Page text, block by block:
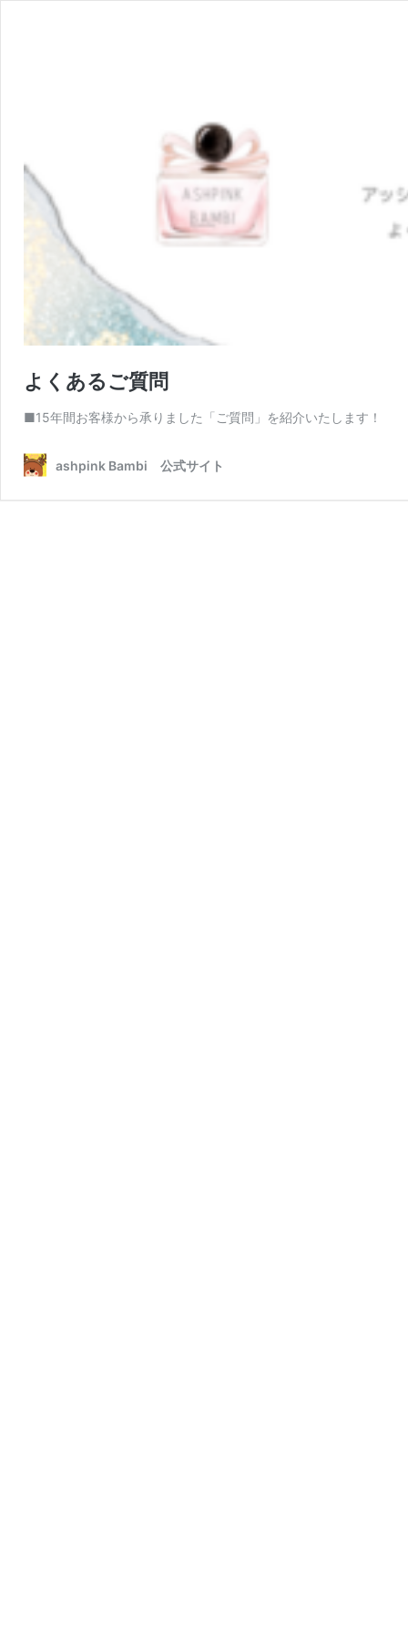
よくあるご質問
■15年間お客様から承りました「ご質問」を紹介いたします！
ashpink Bambi 公式サイト